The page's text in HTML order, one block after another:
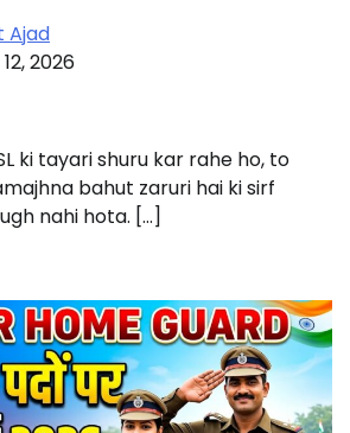
Ajad
2026
ki tayari shuru kar rahe ho, to
bahut zaruri hai ki sirf
nahi hota. […]